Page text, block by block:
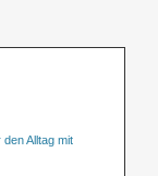
Alltag mit